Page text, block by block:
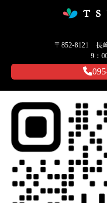
〒852-8121 長
9：